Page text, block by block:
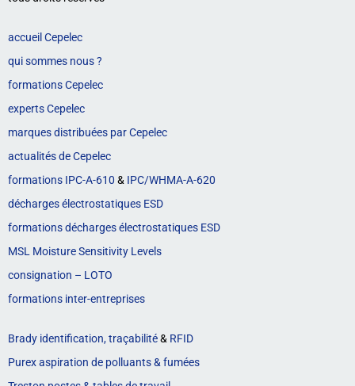
accueil Cepelec
qui sommes nous ?
formations Cepelec
experts Cepelec
marques distribuées par Cepelec
actualités de Cepelec
formations IPC-A-610 & IPC/WHMA-A-620
décharges électrostatiques ESD
formations décharges électrostatiques ESD
MSL Moisture Sensitivity Levels
consignation – LOTO
formations inter-entreprises
Brady identification, traçabilité& RFID
Purex aspiration de polluants & fumées